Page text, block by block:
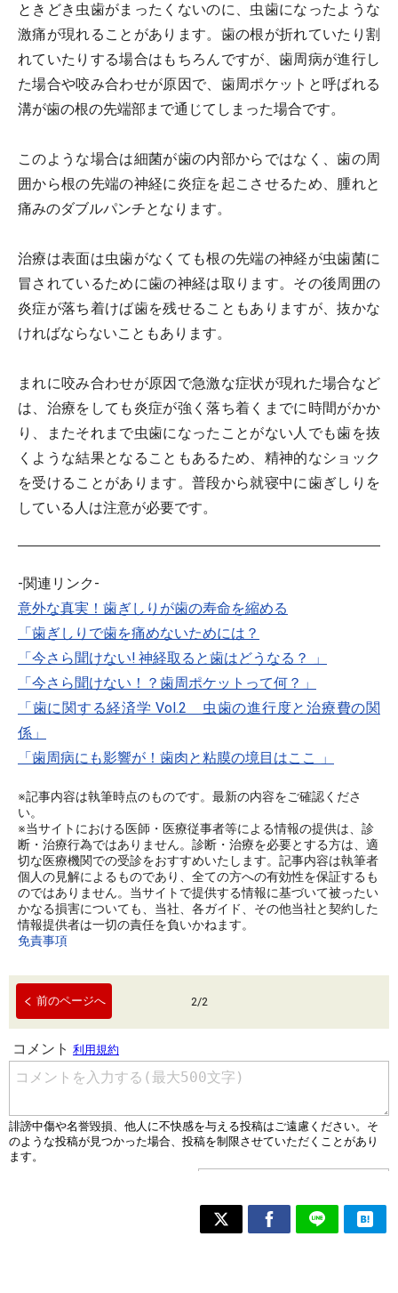
ときどき虫歯がまったくないのに、虫歯になったような
激痛が現れることがあります。歯の根が折れていたり割
れていたりする場合はもちろんですが、歯周病が進行し
た場合や咬み合わせが原因で、歯周ポケットと呼ばれる
溝が歯の根の先端部まで通じてしまった場合です。
このような場合は細菌が歯の内部からではなく、歯の周
囲から根の先端の神経に炎症を起こさせるため、腫れと
痛みのダブルパンチとなります。
治療は表面は虫歯がなくても根の先端の神経が虫歯菌に
冒されているために歯の神経は取ります。その後周囲の
炎症が落ち着けば歯を残せることもありますが、抜かな
ければならないこともあります。
まれに咬み合わせが原因で急激な症状が現れた場合など
は、治療をしても炎症が強く落ち着くまでに時間がかか
り、またそれまで虫歯になったことがない人でも歯を抜
くような結果となることもあるため、精神的なショック
を受けることがあります。普段から就寝中に歯ぎしりを
している人は注意が必要です。
-関連リンク-
意外な真実！歯ぎしりが歯の寿命を縮める
「歯ぎしりで歯を痛めないためには？
「今さら聞けない! 神経取ると歯はどうなる？ 」
「今さら聞けない！？歯周ポケットって何？」
「歯に関する経済学 Vol.2 虫歯の進行度と治療費の関
係」
「歯周病にも影響が！歯肉と粘膜の境目はここ 」
※記事内容は執筆時点のものです。最新の内容をご確認くださ
い。
※当サイトにおける医師・医療従事者等による情報の提供は、診
断・治療行為ではありません。診断・治療を必要とする方は、適
切な医療機関での受診をおすすめいたします。記事内容は執筆者
個人の見解によるものであり、全ての方への有効性を保証するも
のではありません。当サイトで提供する情報に基づいて被ったい
かなる損害についても、当社、各ガイド、その他当社と契約した
情報提供者は一切の責任を負いかねます。
免責事項
前のページへ 2/2